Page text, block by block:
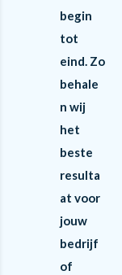
begin
tot
eind. Zo
behale
n wij
het
beste
resulta
at voor
jouw
bedrijf
of